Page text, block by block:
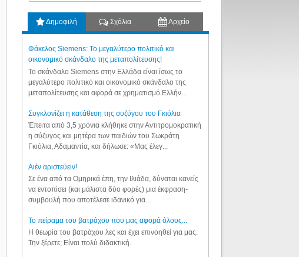
Δημοφιλή Σχόλια Αρχείο
Φάκελος Siemens: Το μεγαλύτερο πολιτικό και
οικονομικό σκάνδαλο της μεταπολίτευσης!
Το σκάνδαλο Siemens στην Ελλάδα είναι ίσως το
μεγαλύτερο πολιτικό και οικονομικό σκάνδαλο της
μεταπολίτευσης και αφορά σε χρηματισμό Ελλήν...
Συγκλονίζει η κατάθεση της συζύγου του Γκιόλια
Έπειτα από 3,5 χρόνια κλήθηκε στην Αντιτρομοκρατική
η σύζυγος και μητέρα των παιδιών του Σωκράτη
Γκιόλια, Αδαμαντία, και δήλωσε: «Μας έλεγ...
Aιέν αριστεύειν!
Σε ένα από τα Ομηρικά έπη, την Ιλιάδα, δύναται κανείς
να εντοπίσει (και μάλιστα δύο φορές) μια έκφραση-
συμβουλή που αποτέλεσε ιδανικό για...
Το πείραμα του βατράχου που μας αφορά όλους...
Η θεωρία του βατράχου λες και έχει επινοηθεί για μας.
Την ξέρετε; Είναι πολύ διδακτική.